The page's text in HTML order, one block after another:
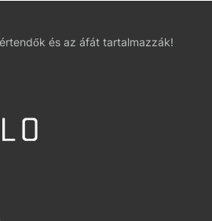
és az áfát tartalmazzák!